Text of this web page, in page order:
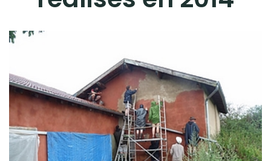
EN 2018
QUE PROPOSONS-NOUS ?
LES LIVRES